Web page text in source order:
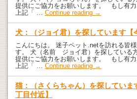
提供にご協力をお願いします。 もし有力
上記「 … Continue reading →
犬：（ジョイ君）を探しています【
こんにちは。 迷子ペット.netを訪れる皆
す。 犬（名前 ジョイ君）を探している
提供にご協力をお願いします。 もし有力
上記「 … Continue reading →
猫：（さくらちゃん）を探していま
丁目付近】